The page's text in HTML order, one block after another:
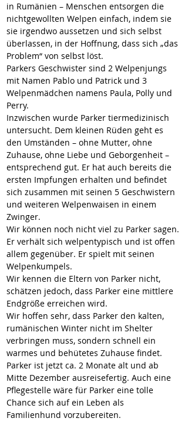
in Rumänien – Menschen entsorgen die
nichtgewollten Welpen einfach, indem sie
sie irgendwo aussetzen und sich selbst
überlassen, in der Hoffnung, dass sich „das
Problem“ von selbst löst.
Parkers Geschwister sind 2 Welpenjungs
mit Namen Pablo und Patrick und 3
Welpenmädchen namens Paula, Polly und
Perry.
Inzwischen wurde Parker tiermedizinisch
untersucht. Dem kleinen Rüden geht es
den Umständen – ohne Mutter, ohne
Zuhause, ohne Liebe und Geborgenheit –
entsprechend gut. Er hat auch bereits die
ersten Impfungen erhalten und befindet
sich zusammen mit seinen 5 Geschwistern
und weiteren Welpenwaisen in einem
Zwinger.
Wir können noch nicht viel zu Parker sagen.
Er verhält sich welpentypisch und ist offen
allem gegenüber. Er spielt mit seinen
Welpenkumpels.
Wir kennen die Eltern von Parker nicht,
schätzen jedoch, dass Parker eine mittlere
Endgröße erreichen wird.
Wir hoffen sehr, dass Parker den kalten,
rumänischen Winter nicht im Shelter
verbringen muss, sondern schnell ein
warmes und behütetes Zuhause findet.
Parker ist jetzt ca. 2 Monate alt und ab
Mitte Dezember ausreisefertig. Auch eine
Pflegestelle wäre für Parker eine tolle
Chance sich auf ein Leben als
Familienhund vorzubereiten.